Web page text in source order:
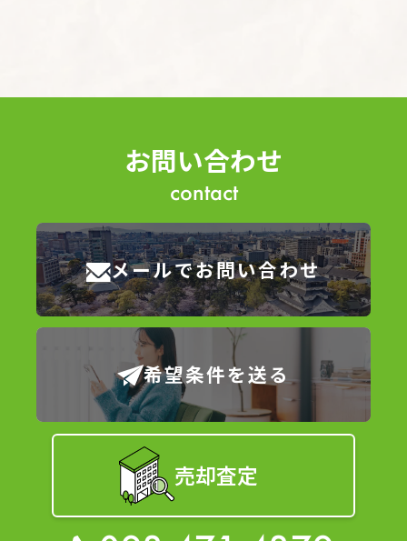
お客さまからお預かりした個人情報は、当社からのご
連絡や業務のご案内やご質問に対する回答として、電
個人情報の第三者への開示・提供の禁止
当社は、お客さまよりお預かりした個人情報を適切に
管理し、次のいずれかに該当する場合を除き、個人情
報を第三者に開示いたしません。 お客さまの同意が
ある場合 お客さまが希望されるサービスを行なうた
めに当社が業務を委託する業者に対して開示する場合
法令に基づき開示することが必要である場合
個人情報の安全対策
当社は、個人情報の正確性及び安全性確保のために、
セキュリティに万全の対策を講じています。
お問い合わせ
contact
メールでお問い合わせ
希望条件を送る
売却査定